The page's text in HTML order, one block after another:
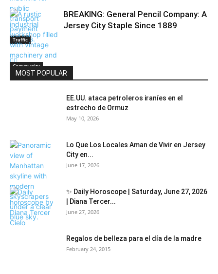
Traffic
Community
BREAKING: General Pencil Company: A
Jersey City Staple Since 1889
MOST POPULAR
EE.UU. ataca petroleros iraníes en el
estrecho de Ormuz
May 10, 2026
Lo Que Los Locales Aman de Vivir en Jersey
City en...
June 17, 2026
✨ Daily Horoscope | Saturday, June 27, 2026
| Diana Tercer...
June 27, 2026
Regalos de belleza para el día de la madre
February 24, 2015